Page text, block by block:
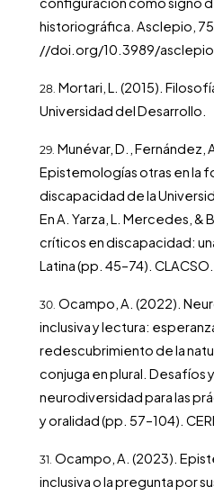
historiográfica. Asclepio,
//doi.org/10.3989/
Mortari, L. (2015).
Universidad del Desarrollo.
Munévar, D., Fernández,
Epistemologías otras en la
discapacidad de la
En A. Yarza, L. Mercedes, &
críticos en discapacidad:
Latina (pp. 45–74). CLACSO.
Ocampo, A. (2022).
inclusiva y lectura:
redescubrimiento de la
conjuga en plural. Desafíos
neurodiversidad para las
y oralidad (pp. 57–104).
Ocampo, A. (2023).
inclusiva o la pregunta por